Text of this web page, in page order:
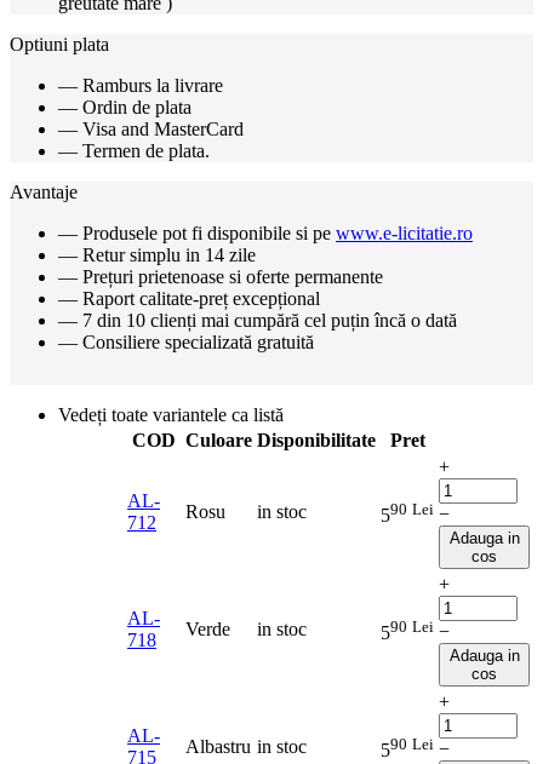
Optiuni plata
— Ramburs la livrare
— Ordin de plata
— Visa and MasterCard
— Termen de plata.
Avantaje
— Produsele pot fi disponibile si pe www.e-licitatie.ro
— Retur simplu in 14 zile
— Prețuri prietenoase si oferte permanente
— Raport calitate-preț excepțional
— 7 din 10 clienți mai cumpără cel puțin încă o dată
— Consiliere specializată gratuită
Vedeți toate variantele ca listă
COD Culoare Disponibilitate Pret
AL-
712
Rosu in stoc 590 Lei
+
−
Adauga in
cos
AL-
718
Verde in stoc 590 Lei
+
−
Adauga in
cos
AL-
715
Albastru in stoc 590 Lei
+
−